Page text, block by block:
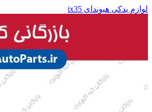
لوازم یدکی هیوندای ix35